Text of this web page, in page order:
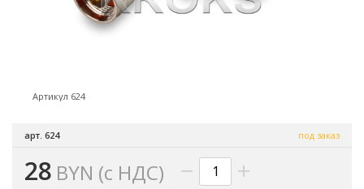
Артикул 624
арт. 624 под заказ
28 BYN (с НДС)